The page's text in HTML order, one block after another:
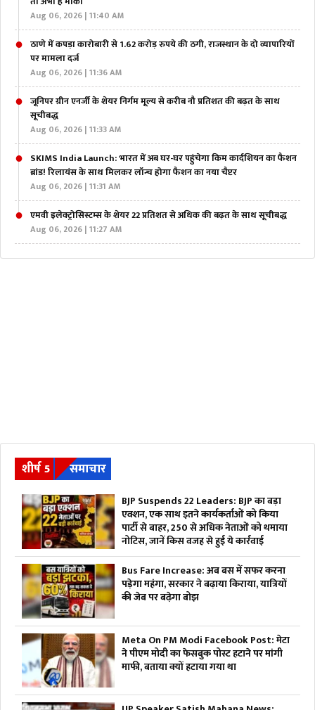
Aug 06, 2026 | 11:40 AM
ठाणे में कपड़ा कारोबारी से 1.62 करोड़ रुपये की ठगी, राजस्थान के दो व्यापारियों
पर मामला दर्ज
Aug 06, 2026 | 11:36 AM
जूनिपर ग्रीन एनर्जी के शेयर निर्गम मूल्य से करीब नौ प्रतिशत की बढ़त के साथ
सूचीबद्ध
Aug 06, 2026 | 11:33 AM
SKIMS India Launch: भारत में अब घर-घर पहुंचेगा किम कार्दशियन का फैशन
ब्रांड! रिलायंस के साथ मिलकर लॉन्च होगा फैशन का नया चैप्टर
Aug 06, 2026 | 11:31 AM
एमवी इलेक्ट्रोसिस्टम्स के शेयर 22 प्रतिशत से अधिक की बढ़त के साथ सूचीबद्ध
Aug 06, 2026 | 11:27 AM
शीर्ष 5 समाचार
BJP Suspends 22 Leaders: BJP का बड़ा
एक्शन, एक साथ इतने कार्यकर्ताओं को किया
पार्टी से बाहर, 250 से अधिक नेताओं को थमाया
नोटिस, जानें किस वजह से हुई ये कार्रवाई
Bus Fare Increase: अब बस में सफर करना
पड़ेगा महंगा, सरकार ने बढ़ाया किराया, यात्रियों
की जेब पर बढ़ेगा बोझ
Meta On PM Modi Facebook Post: मेटा
ने पीएम मोदी का फेसबुक पोस्ट हटाने पर मांगी
माफी, बताया क्यों हटाया गया था